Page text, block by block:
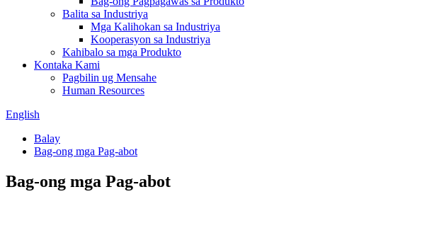
Balita sa Industriya
Mga Kalihokan sa Industriya
Kooperasyon sa Industriya
Kahibalo sa mga Produkto
Kontaka Kami
Pagbilin ug Mensahe
Human Resources
English
Balay
Bag-ong mga Pag-abot
Bag-ong mga Pag-abot